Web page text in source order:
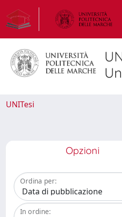
UNITesi
Opzioni
Ordina per:
In ordine: